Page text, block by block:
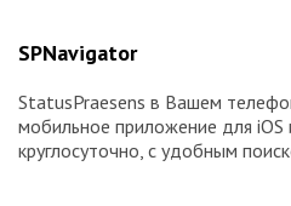
SPNavigator
StatusPraesens в Вашем
мобильное приложение для iOS
круглосуточно, с удобным